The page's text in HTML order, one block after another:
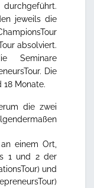
durchgeführt.
jeweils die
absolviert.
Seminare
Die
18 Monate.
die zwei
einem Ort,
1 und 2 der
und